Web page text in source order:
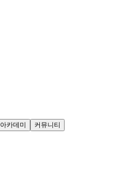
아카데미 커뮤니티